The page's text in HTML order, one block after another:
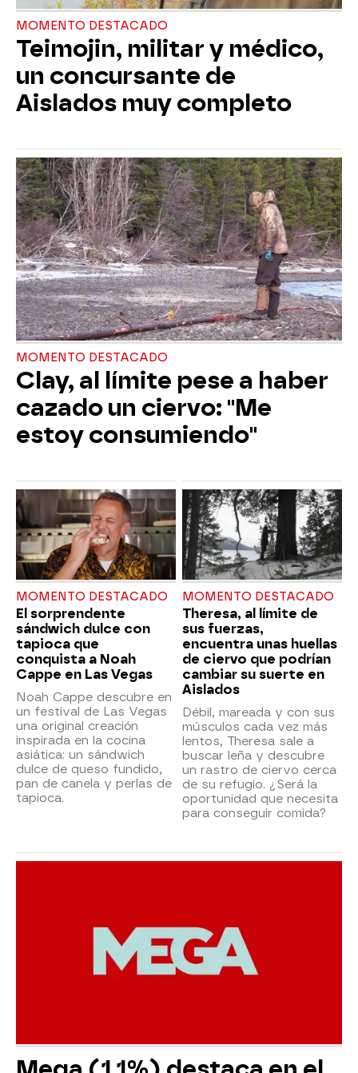
MOMENTO DESTACADO
Teimojin, militar y médico,
un concursante de
Aislados muy completo
MOMENTO DESTACADO
Clay, al límite pese a haber
cazado un ciervo: "Me
estoy consumiendo"
MOMENTO DESTACADO
El sorprendente
sándwich dulce con
tapioca que
conquista a Noah
Cappe en Las Vegas
Noah Cappe descubre en
un festival de Las Vegas
una original creación
inspirada en la cocina
asiática: un sándwich
dulce de queso fundido,
pan de canela y perlas de
tapioca.
MOMENTO DESTACADO
Theresa, al límite de
sus fuerzas,
encuentra unas huellas
de ciervo que podrían
cambiar su suerte en
Aislados
Débil, mareada y con sus
músculos cada vez más
lentos, Theresa sale a
buscar leña y descubre
un rastro de ciervo cerca
de su refugio. ¿Será la
oportunidad que necesita
para conseguir comida?